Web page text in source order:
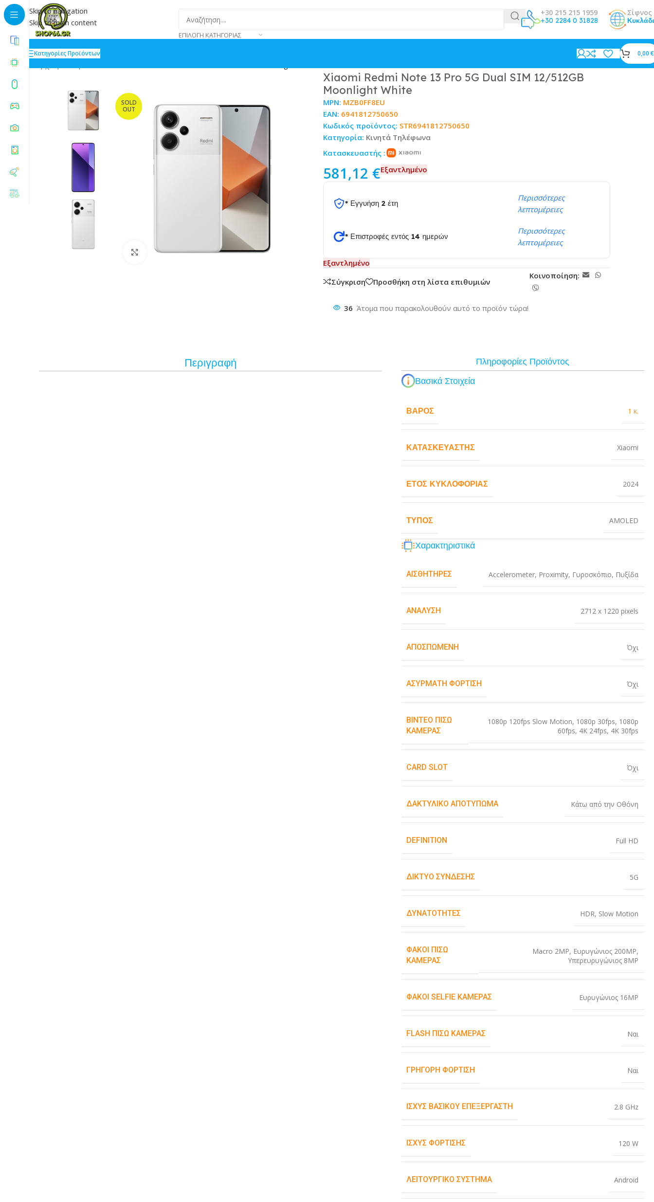
Skip to navigation
Skip to main content
ΕΠΙΛΟΓΉ ΚΑΤΗΓΟΡΊΑΣ
+30 215 215 1959
+30 2284 0 31828
Σίφνος
Κατηγορίες Προϊόντων 0,00 €
SOLD
OUT
Κάντε κλικ για μεγέθυνση
Xiaomi Redmi Note 13 Pro 5G Dual SIM 12/512GB
Moonlight White
Κατασκευαστής :
MPN: MZB0FF8EU
EAN: 6941812750650
Κωδικός προϊόντος: STR6941812750650
Κατηγορία: Κινητά Τηλέφωνα
581,12 €Εξαντλημένο
* Εγγυήση 2 έτη
Περισσότερες
λεπτομέρειες
* Επιστροφές εντός 14 ημερών
Περισσότερες
λεπτομέρειες
Εξαντλημένο
Σύγκριση
Προσθήκη στη λίστα επιθυμιών
Κοινοποίηση:
36 Άτομα που παρακολουθούν αυτό το προϊόν τώρα!
Περιγραφή
Πληροφορίες Προϊόντος
Βασικά Στοιχεία
ΒΆΡΟΣ 1 κ.
ΚΑΤΑΣΚΕΥΑΣΤΉΣ Xiaomi
ΈΤΟΣ ΚΥΚΛΟΦΟΡΊΑΣ 2024
ΤΎΠΟΣ AMOLED
Χαρακτηριστικά
ΑΙΣΘΗΤΉΡΕΣ Accelerometer, Proximity, Γυροσκόπιο, Πυξίδα
ΑΝΆΛΥΣΗ 2712 x 1220 pixels
ΑΠΟΣΠΏΜΕΝΗ Όχι
ΑΣΎΡΜΑΤΗ ΦΌΡΤΙΣΗ Όχι
ΒΊΝΤΕΟ ΠΊΣΩ
ΚΆΜΕΡΑΣ
1080p 120fps Slow Motion, 1080p 30fps, 1080p
60fps, 4K 24fps, 4K 30fps
CARD SLOT Όχι
ΔΑΚΤΥΛΙΚΌ ΑΠΟΤΎΠΩΜΑ Κάτω από την Οθόνη
DEFINITION Full HD
ΔΊΚΤΥΟ ΣΎΝΔΕΣΗΣ 5G
ΔΥΝΑΤΌΤΗΤΕΣ HDR, Slow Motion
ΦΑΚΟΊ ΠΊΣΩ
ΚΆΜΕΡΑΣ
Macro 2MP, Ευρυγώνιος 200MP,
Υπερευρυγώνιος 8MP
ΦΑΚΟΊ SELFIE ΚΆΜΕΡΑΣ Ευρυγώνιος 16MP
FLASH ΠΊΣΩ ΚΆΜΕΡΑΣ Ναι
ΓΡΉΓΟΡΗ ΦΌΡΤΙΣΗ Ναι
ΙΣΧΎΣ ΒΑΣΙΚΟΎ ΕΠΕΞΕΡΓΑΣΤΉ 2.8 GHz
ΙΣΧΎΣ ΦΌΡΤΙΣΗΣ 120 W
ΛΕΙΤΟΥΡΓΙΚΌ ΣΎΣΤΗΜΑ Android